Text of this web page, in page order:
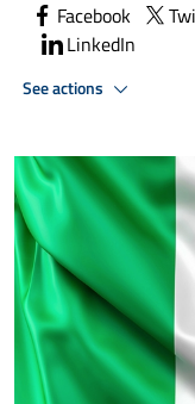
Facebook
LinkedIn
See actions